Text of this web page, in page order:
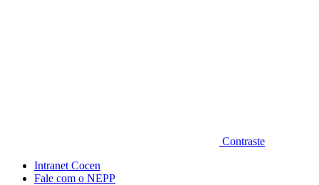
Contraste
Intranet Cocen
Fale com o NEPP